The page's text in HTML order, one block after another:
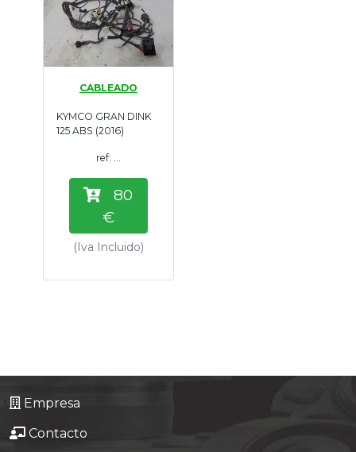
CABLEADO
KYMCO GRAN DINK
125 ABS (2016)
ref: ...
80
€
(Iva Incluido)
Empresa
Contacto